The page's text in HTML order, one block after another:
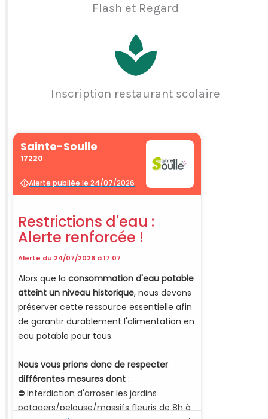
Flash et Regard
Inscription restaurant scolaire